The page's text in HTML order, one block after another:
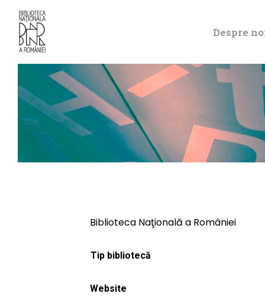
Despre
Biblioteca Naţională a României
Tip bibliotecă
Website